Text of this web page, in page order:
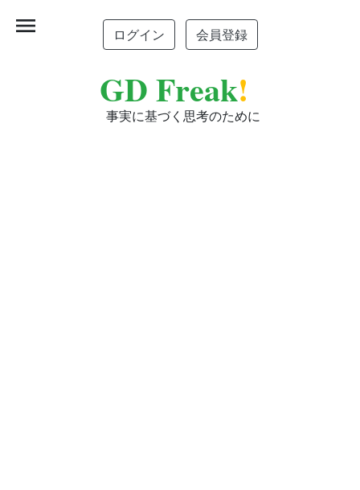
ログイン 会員登録
GD Freak!
事実に基づく思考のために
menu